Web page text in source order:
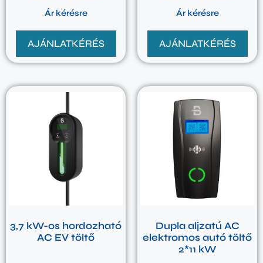
Ár kérésre
AJÁNLATKÉRÉS
Ár kérésre
AJÁNLATKÉRÉS
3,7 kW-os hordozható
AC EV töltő
Dupla aljzatú AC
elektromos autó töltő
2*11 kW